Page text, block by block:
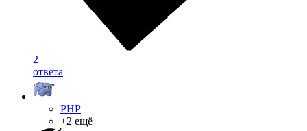
2
ответа
PHP
+2 ещё